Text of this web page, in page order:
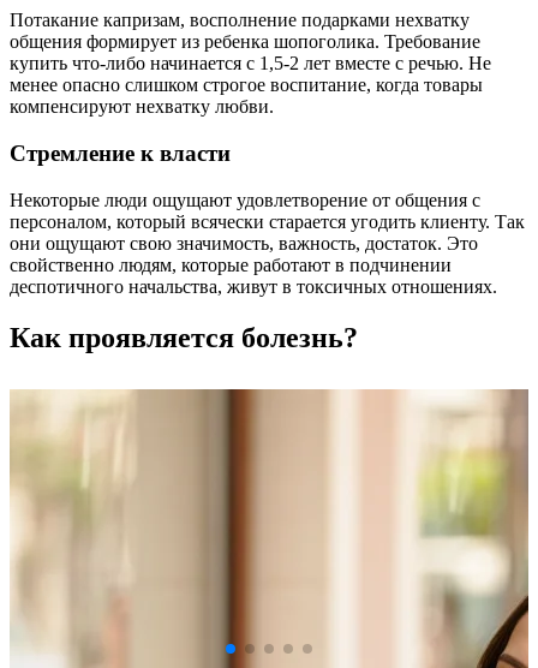
Потакание капризам, восполнение подарками нехватку
общения формирует из ребенка шопоголика. Требование
купить что-либо начинается с 1,5-2 лет вместе с речью. Не
менее опасно слишком строгое воспитание, когда товары
компенсируют нехватку любви.
Стремление к власти
Некоторые люди ощущают удовлетворение от общения с
персоналом, который всячески старается угодить клиенту. Так
они ощущают свою значимость, важность, достаток. Это
свойственно людям, которые работают в подчинении
деспотичного начальства, живут в токсичных отношениях.
Как проявляется болезнь?